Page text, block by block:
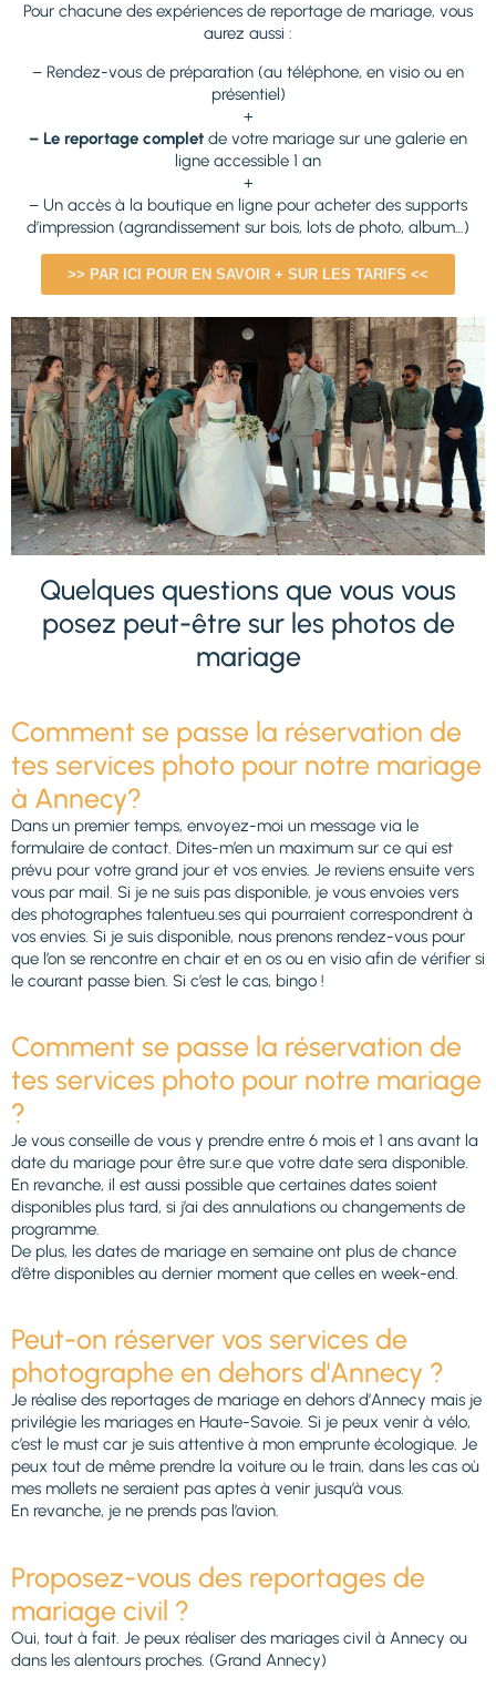
Pour chacune des expériences de reportage de mariage, vous
aurez aussi :
– Rendez-vous de préparation (au téléphone, en visio ou en
présentiel)
+
– Le reportage complet de votre mariage sur une galerie en
ligne accessible 1 an
+
– Un accès à la boutique en ligne pour acheter des supports
d’impression (agrandissement sur bois, lots de photo, album…)
>> PAR ICI POUR EN SAVOIR + SUR LES TARIFS <<
Quelques questions que vous vous
posez peut-être sur les photos de
mariage
Comment se passe la réservation de
tes services photo pour notre mariage
à Annecy?
Dans un premier temps, envoyez-moi un message via le
formulaire de contact. Dites-m’en un maximum sur ce qui est
prévu pour votre grand jour et vos envies. Je reviens ensuite vers
vous par mail. Si je ne suis pas disponible, je vous envoies vers
des photographes talentueu.ses qui pourraient correspondrent à
vos envies. Si je suis disponible, nous prenons rendez-vous pour
que l’on se rencontre en chair et en os ou en visio afin de vérifier si
le courant passe bien. Si c’est le cas, bingo !
Comment se passe la réservation de
tes services photo pour notre mariage
?
Je vous conseille de vous y prendre entre 6 mois et 1 ans avant la
date du mariage pour être sur.e que votre date sera disponible.
En revanche, il est aussi possible que certaines dates soient
disponibles plus tard, si j’ai des annulations ou changements de
programme.
De plus, les dates de mariage en semaine ont plus de chance
d’être disponibles au dernier moment que celles en week-end.
Peut-on réserver vos services de
photographe en dehors d'Annecy ?
Je réalise des reportages de mariage en dehors d’Annecy mais je
privilégie les mariages en Haute-Savoie. Si je peux venir à vélo,
c’est le must car je suis attentive à mon emprunte écologique. Je
peux tout de même prendre la voiture ou le train, dans les cas où
mes mollets ne seraient pas aptes à venir jusqu’à vous.
En revanche, je ne prends pas l’avion.
Proposez-vous des reportages de
mariage civil ?
Oui, tout à fait. Je peux réaliser des mariages civil à Annecy ou
dans les alentours proches. (Grand Annecy)